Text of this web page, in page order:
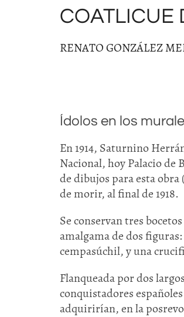
COATLICUE
RENATO GONZÁLEZ
Ídolos en los
En 1914, Saturnino
Nacional, hoy Palacio de
de dibujos para esta
de morir, al final de 1918.
Se conservan tres
amalgama de dos
cempasúchil, y una
Flanqueada por dos
conquistadores
adquirirían, en la